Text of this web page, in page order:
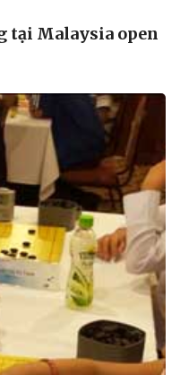
tại Malaysia open